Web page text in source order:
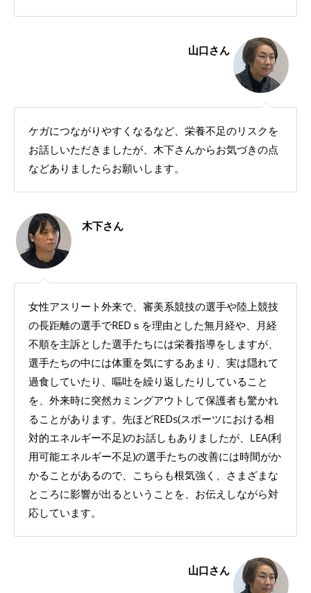
山口さん
ケガにつながりやすくなるなど、栄養不足のリスクを
お話しいただきましたが、木下さんからお気づきの点
などありましたらお願いします。
木下さん
女性アスリート外来で、審美系競技の選手や陸上競技
の長距離の選手でREDｓを理由とした無月経や、月経
不順を主訴とした選手たちには栄養指導をしますが、
選手たちの中には体重を気にするあまり、実は隠れて
過食していたり、嘔吐を繰り返したりしていること
を、外来時に突然カミングアウトして保護者も驚かれ
ることがあります。先ほどREDs(スポーツにおける相
対的エネルギー不足)のお話しもありましたが、LEA(利
用可能エネルギー不足)の選手たちの改善には時間がか
かることがあるので、こちらも根気強く、さまざまな
ところに影響が出るということを、お伝えしながら対
応しています。
山口さん